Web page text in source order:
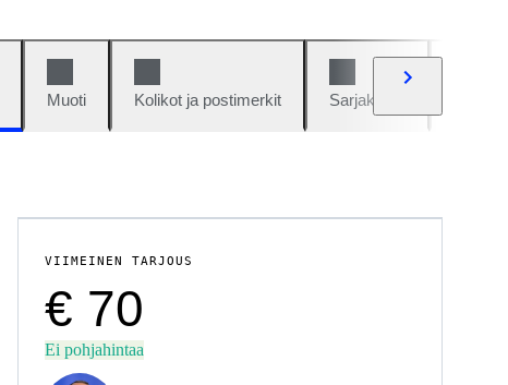
Muoti Kolikot ja postimerkit Sarjakuvat
VIIMEINEN TARJOUS
€ 70
Ei pohjahintaa